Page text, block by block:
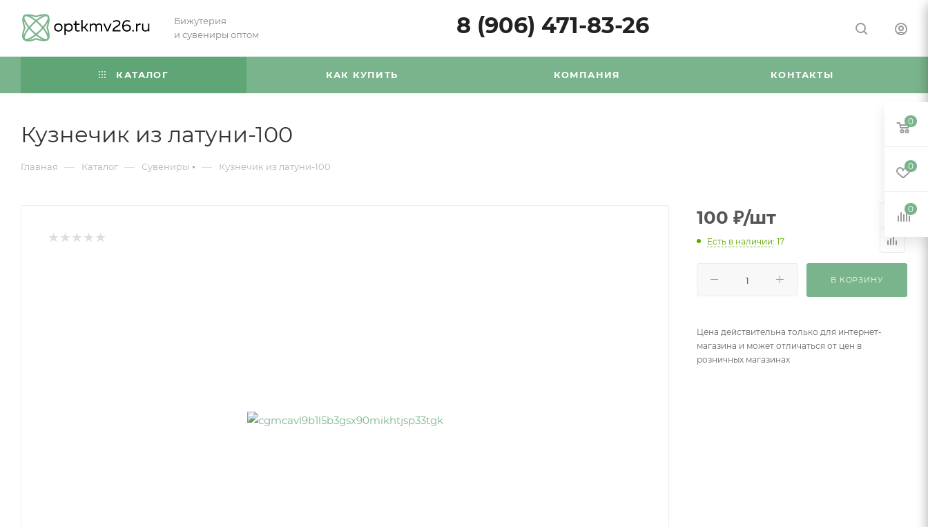
Бижутерия
и сувениры оптом
8 (906) 471-83-26
КАТАЛОГ КАК КУПИТЬ КОМПАНИЯ КОНТАКТЫ
Кузнечик из латуни-100
Главная — Каталог — Сувениры — Кузнечик из латуни-100
100 ₽/шт
Есть в наличии: 17
В КОРЗИНУ
Цена действительна только для интернет-
магазина и может отличаться от цен в
розничных магазинах
0
0
0